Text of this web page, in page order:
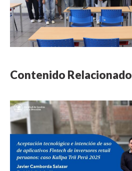
Contenido Relacionado